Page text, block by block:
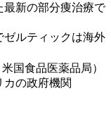
最新の部分痩治療で
ゼルティックは海外
国食品医薬品局）
の政府機関